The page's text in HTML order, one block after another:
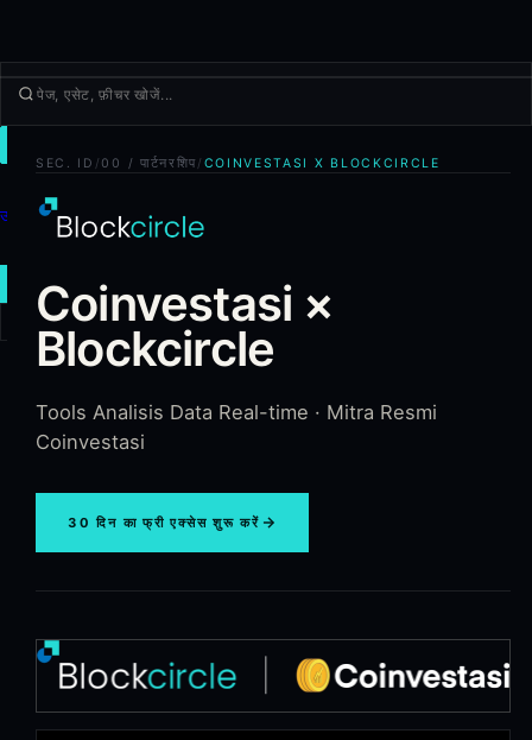
उत्पाद
नया ट्रेड
लॉग इन साइन अप
SEC. ID / 00 / पार्टनरशिप / COINVESTASI X BLOCKCIRCLE
Coinvestasi ×
Blockcircle
Tools Analisis Data Real-time · Mitra Resmi
Coinvestasi
30 दिन का फ्री एक्सेस शुरू करें